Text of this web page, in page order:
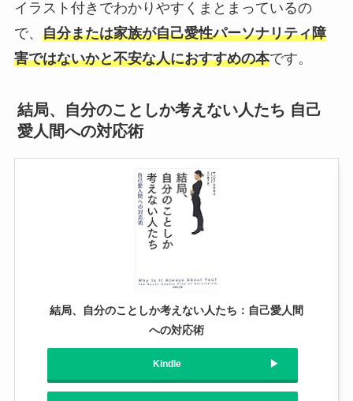
イラスト付きでわかりやすくまとまっているの
で、 自分または家族が自己愛性パーソナリティ障
害ではないかと不安な人におすすめの本です。
結局、自分のことしか考えない人たち 自己
愛人間への対応術
結局、自分のことしか考えない人たち：自己愛人間
への対応術
Kindle